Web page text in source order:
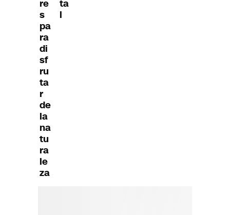
re
s
pa
ra
di
sf
ru
ta
r
de
la
na
tu
ra
le
za
ta
l